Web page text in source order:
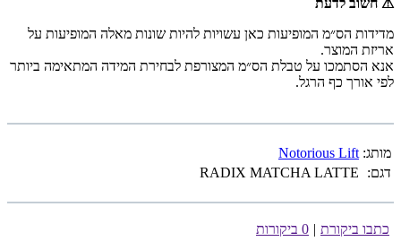
מדידות הס״מ המופיעות כאן עשויות להיות שונות מאלה המופיעות על
אריזת המוצר.
אנא הסתמכו על טבלת הס״מ המצורפת לבחירת המידה המתאימה ביותר
לפי אורך כף הרגל.
מותג: Notorious Lift
דגם:
RADIX MATCHA LATTE
כתבו ביקורת | 0 ביקורות